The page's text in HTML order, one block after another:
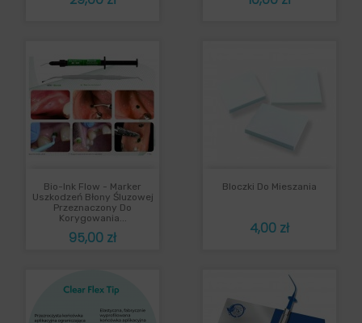
Bio-Ink Flow - Marker
Uszkodzeń Błony Śluzowej
Przeznaczony Do
Korygowania...
Cena
95,00 zł
Bloczki Do Mieszania
Cena
4,00 zł